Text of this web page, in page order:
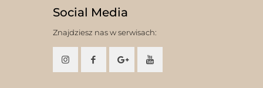
Social Media
Znajdziesz nas w serwisach: